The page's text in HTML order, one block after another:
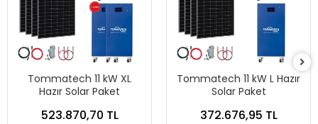
Tommatech 11 kW XL
Hazır Solar Paket
523.870,70 TL
Tommatech 11 kW L Hazır
Solar Paket
372.676,95 TL